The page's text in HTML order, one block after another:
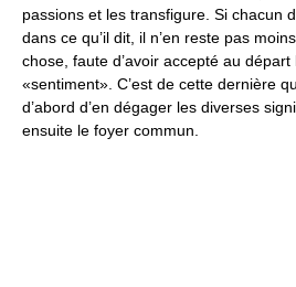
passions et les transfigure. Si chacun
dans ce qu’il dit, il n’en reste pas
chose, faute d’avoir accepté au
«sentiment». C’est de cette dernière
d’abord d’en dégager les diverses
ensuite le foyer commun.